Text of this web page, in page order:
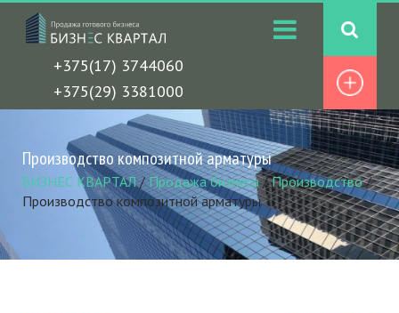
+375(17) 3744060
+375(29) 3381000
Производство композитной арматуры
БИЗНЕС КВАРТАЛ/Продажа бизнеса/Производство/
Производство композитной арматуры